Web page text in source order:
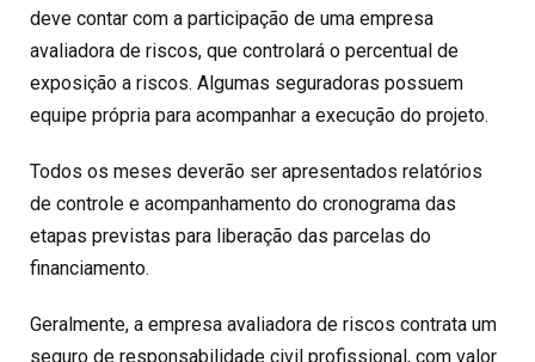
deve contar com a participação de uma empresa
avaliadora de riscos, que controlará o percentual de
exposição a riscos. Algumas seguradoras possuem
equipe própria para acompanhar a execução do projeto.
Todos os meses deverão ser apresentados relatórios
de controle e acompanhamento do cronograma das
etapas previstas para liberação das parcelas do
financiamento.
Geralmente, a empresa avaliadora de riscos contrata um
seguro de responsabilidade civil profissional, com valor